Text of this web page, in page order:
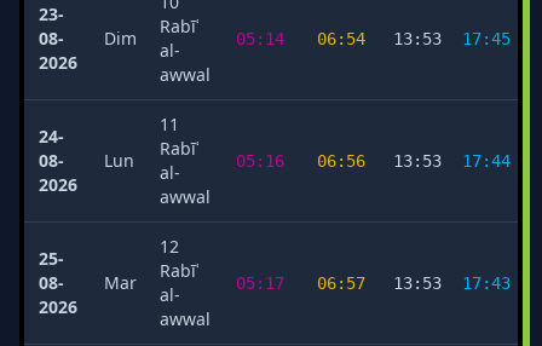
23-
08-
2026
Dim
Rabīʿ
al-
awwal
05:14 06:54 13:53 17:45
24-
08-
2026
Lun
11
Rabīʿ
al-
awwal
05:16 06:56 13:53 17:44
25-
08-
2026
Mar
12
Rabīʿ
al-
awwal
05:17 06:57 13:53 17:43